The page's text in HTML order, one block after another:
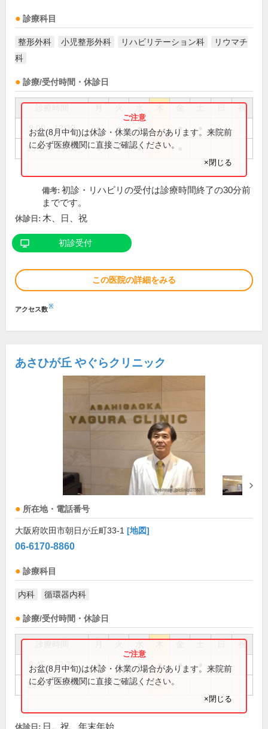
診療科目
整形外科 小児整形外科 リハビリテーション科
リウマチ
科
診療/受付時間・休診日
祝
9:00～12:30 ● ● ● ●
15:30～19:00 ● ● ●
お盆(8月中旬)は休診・休業の場合があります。来院前
に必ず医療機関に直接ご確認ください。
×閉じる
備考: 初診・リハビリの受付は診療時間終了の30分前
までです。
休診日: 木、日、祝
初診受付
この医院の詳細をみる
アクセス数※
あさひが丘 やぐらクリニック
所在地・電話番号
大阪府吹田市朝日が丘町33-1 [地図]
06-6170-8860
診療科目
内科 循環器内科
診療/受付時間・休診日
祝
8:45～12:30 ● ● ● ● ●
16:30～19:30 ● ● ● ●
お盆(8月中旬)は休診・休業の場合があります。来院前
に必ず医療機関に直接ご確認ください。
×閉じる
休診日: 日、祝、年末年始